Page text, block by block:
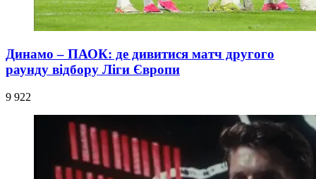
Динамо – ПАОК: де дивитися матч другого
раунду відбору Ліги Європи
9 922